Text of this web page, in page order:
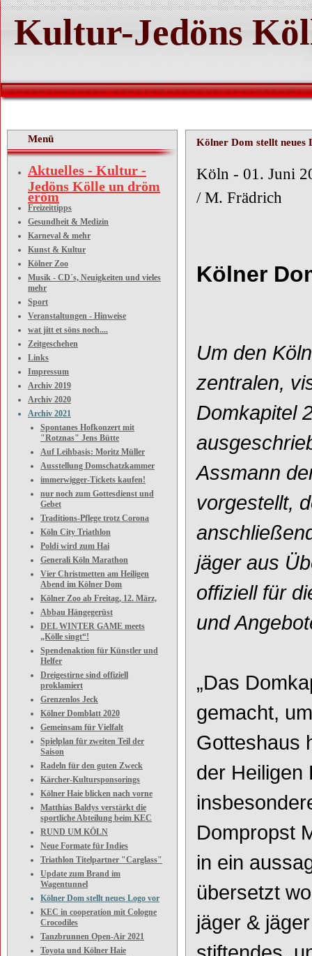
Kultur-Jedöns
Menü
Aktuelles - Kultur -
Jedöns Kölle un dröm
eröm
Freizeittipps
Gesundheit & Medizin
Karneval & mehr
Kunst & Kultur
Kölner Zoo
Musik - CD´s, Neuigkeiten und vieles
mehr
Sport
Veranstaltungen - Hinweise
wat jitt et söns noch....
Zeitgeschehen
Links
Impressum
Archiv 2019
Archiv 2020
Archiv 2021
Spontanes Hofkonzert mit
"Rotznas" Jens Bütte
Auf Leihbasis: Moritz Müller
Ausstellung Domschatzkammer
immerwigger-Tickets kaufen!
nur noch zum Gottesdienst und
Gebet
Traditions-Pflege trotz Corona
Köln City Triathlon
Poldi wird zum Hai
Generali Köln Marathon
Vier Christmetten am Heiligen
Abend im Kölner Dom
Kölner Zoo ab Freitag, 12. März,
Abbau Hängegerüst
DEL WINTER GAME meets
„Kölle singt“!
Spendenaktion für Künstler und
Helfer
Dreigestirne sind offiziell
proklamiert
Grenzenlos Jeck
Kölner Domblatt 2020
Gemeinsam für Vielfalt
Spielplan für zweiten Teil der
Saison
Radeln für den guten Zweck
Kärcher-Kultursponsorings
Kölner Haie blicken nach vorne
Matthias Baldys verstärkt die
sportliche Abteilung beim KEC
RUND UM KÖLN
Neue Formate für Indies
Triathlon Titelpartner "Carglass"
Update zum Brand im
Wagentunnel
Kölner Dom stellt neues Logo vor
KEC in cooperation mit Cologne
Crocodiles
Tanzbrunnen Open-Air 2021
Toyota und Kölner Haie
Kölner Dom stellt neues
Köln -
/ M. Frädrich
Kölner
Um den
zentralen,
Domkapitel
Assmann
vorgestellt,
jäger aus
offiziell für
und
„Das
gemacht,
Gotteshaus
der Heiligen
Dompropst
in ein
übersetzt
jäger &